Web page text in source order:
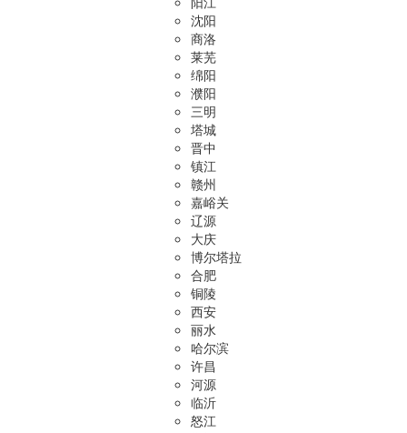
沈阳
商洛
莱芜
绵阳
濮阳
三明
塔城
晋中
镇江
赣州
嘉峪关
辽源
大庆
博尔塔拉
合肥
铜陵
西安
丽水
哈尔滨
许昌
河源
临沂
怒江